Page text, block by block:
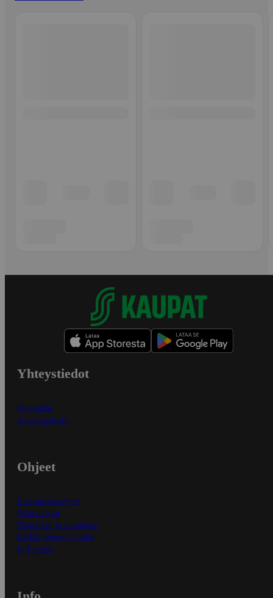
Yhteystiedot
Myymälät
Asiakaspalvelu
Ohjeet
Ensitilaajan ohjeet
Näin maksat
Näin tilaat ja muokkaat
Kaikki ohjeet ja vinkit
In English